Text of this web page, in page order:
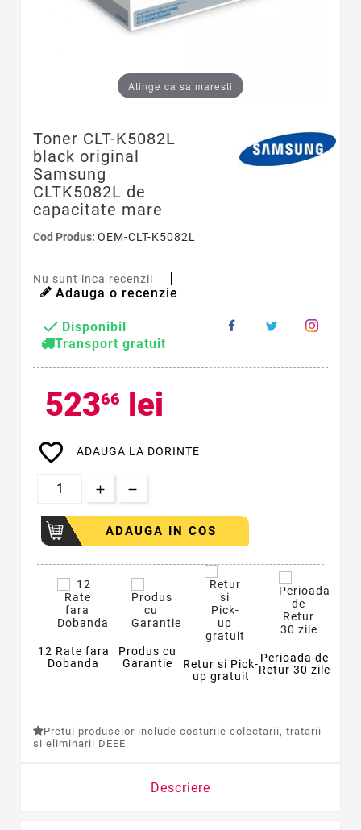
Atinge ca sa maresti
Toner CLT-K5082L
black original
Samsung
CLTK5082L de
capacitate mare
Cod Produs: OEM-CLT-K5082L
Nu sunt inca recenzii
Adauga o recenzie
 Disponibil
Transport gratuit
52366 lei
favorite_border ADAUGA LA DORINTE
ADAUGA IN COS
12 Rate fara
Dobanda
Produs cu
Garantie
Retur si Pick-
up gratuit
Perioada de
Retur 30 zile
Pretul produselor include costurile colectarii, tratarii
si eliminarii DEEE
Descriere